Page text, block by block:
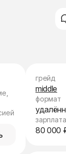
грейд
middle
формат
зарплата
80 000